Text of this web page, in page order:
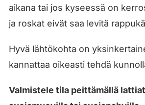
aikana tai jos kyseessä on
ja roskat eivät saa levitä
Hyvä lähtökohta on
kannattaa oikeasti tehdä
Valmistele tila peittämällä